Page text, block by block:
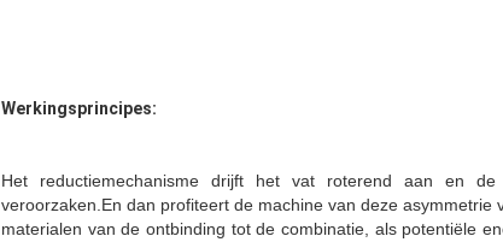
Werkingsprincipes:
Het reductiemechanisme drijft het vat roterend aan en
veroorzaken.En dan profiteert de machine van deze
materialen van de ontbinding tot de combinatie, als potentiële